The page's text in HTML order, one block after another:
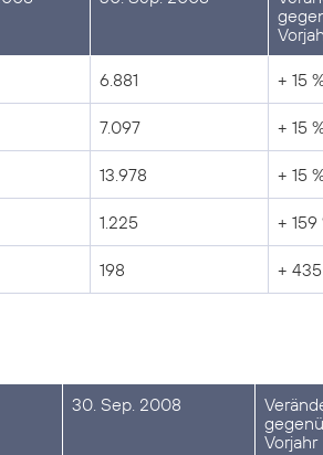
6.881 + 15
7.097 + 15
13.978 + 15
1.225 + 159
198 +
30. Sep. 2008
Vorjahr